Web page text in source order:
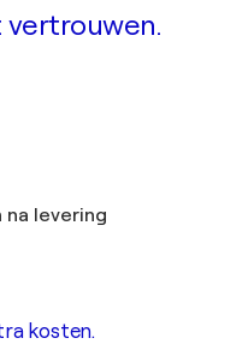
na levering
kosten.